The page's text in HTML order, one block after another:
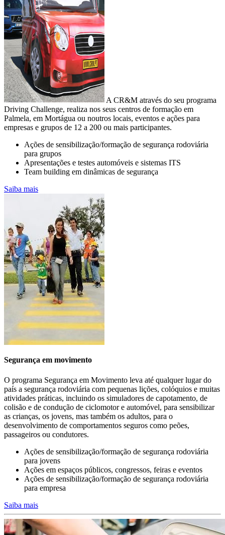
CONSUMO E EMISSÕES DA SUA
FROTA
Controlo e redução de custos na empresa
A mobilidade sustentável passa pela sensibilização para o uso
equilibrado das viaturas
com motor de combustão com vista à diminuição da pegada de
carbono
e à redução dos custos operacionais da frota.
CONDUÇÃO EM CONTEXTO
PROFISSIONAL
Conduzir em trabalho ou para o trabalho
A formação dos condutores da sua empresa deve integrar planos de
formação
e objetivos diferenciados consoante a finalidade da utilização da
viatura de serviço.
Condutores profissionais permanentes de elevada exposição ao
risco
ou condutores pendulares e de viaturas de função.
>>>
A CR&M através do seu programa
Driving Challenge, realiza nos seus centros de formação em
Palmela, em Mortágua ou noutros locais, eventos e ações para
empresas e grupos de 12 a 200 ou mais participantes.
Ações de sensibilização/formação de segurança rodoviária
para grupos
Apresentações e testes automóveis e sistemas ITS
Team building em dinâmicas de segurança
Saiba mais
Segurança em movimento
O programa Segurança em Movimento leva até qualquer lugar do
país a segurança rodoviária com pequenas lições, colóquios e muitas
atividades práticas, incluindo os simuladores de capotamento, de
colisão e de condução de ciclomotor e automóvel, para sensibilizar
as crianças, os jovens, mas também os adultos, para o
desenvolvimento de comportamentos seguros como peões,
passageiros ou condutores.
Ações de sensibilização/formação de segurança rodoviária
para jovens
Ações em espaços públicos, congressos, feiras e eventos
Ações de sensibilização/formação de segurança rodoviária
para empresa
Saiba mais